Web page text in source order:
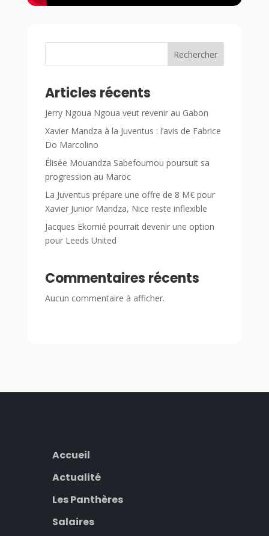
Rechercher
Articles récents
Jerry Ngoua Ngoua veut revenir au Gabon
Xavier Mandza à la Juventus : l’avis de Fabrice
Do Marcolino
Élisée Mouandza Sabefoumou poursuit sa
progression au Maroc
La Juventus prépare une offre de 8 M€ pour
Xavier Junior Mandza, Nice reste inflexible
Jacques Ekomié pourrait devenir une option
pour Leeds United
Commentaires récents
Aucun commentaire à afficher.
Accueil
Actualité
Les Panthères
Salaires